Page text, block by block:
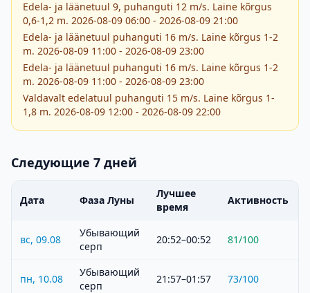
Edela- ja läänetuul 9, puhanguti 12 m/s. Laine kõrgus
0,6-1,2 m. 2026-08-09 06:00 - 2026-08-09 21:00
Edela- ja läänetuul puhanguti 16 m/s. Laine kõrgus 1-2
m. 2026-08-09 11:00 - 2026-08-09 23:00
Edela- ja läänetuul puhanguti 16 m/s. Laine kõrgus 1-2
m. 2026-08-09 11:00 - 2026-08-09 23:00
Valdavalt edelatuul puhanguti 15 m/s. Laine kõrgus 1-
1,8 m. 2026-08-09 12:00 - 2026-08-09 22:00
Следующие 7 дней
Дата Фаза Луны
Лучшее
время
Активность
вс, 09.08
Убывающий
серп
20:52–00:52 81/100
пн, 10.08
Убывающий
серп
21:57–01:57 73/100